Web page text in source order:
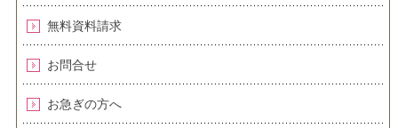
無料資料請求
お問合せ
お急ぎの方へ